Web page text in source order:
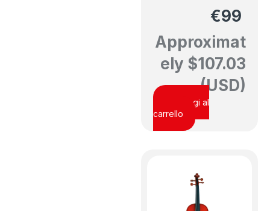
€99
Approximat
ely $107.03
(USD)
Aggiungi al
carrello